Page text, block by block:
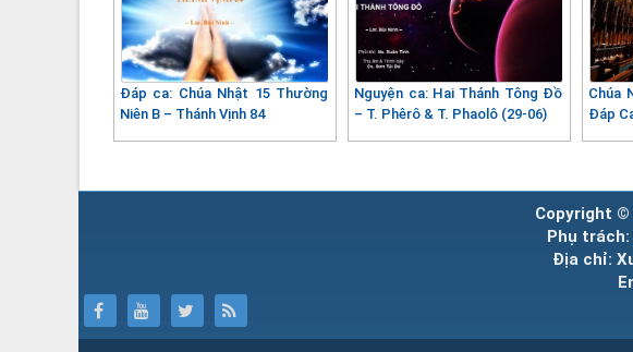
Đáp ca: Chúa Nhật 15 Thường
Niên B – Thánh Vịnh 84
Nguyện ca: Hai Thánh Tông Đồ
– T. Phêrô & T. Phaolô (29-06)
Chúa
Đáp
Copyright ©
Phụ trách:
Địa chỉ: